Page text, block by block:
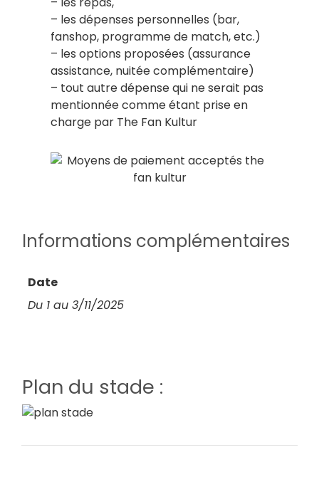
– les dépenses personnelles (bar,
fanshop, programme de match, etc.)
– les options proposées (assurance
assistance, nuitée complémentaire)
– tout autre dépense qui ne serait pas
mentionnée comme étant prise en
charge par The Fan Kultur
Informations complémentaires
Date
Du 1 au 3/11/2025
Plan du stade :